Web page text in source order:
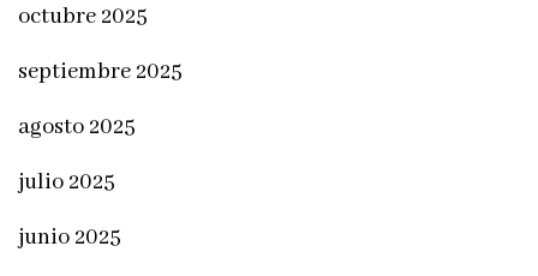
octubre 2025
septiembre 2025
agosto 2025
julio 2025
junio 2025